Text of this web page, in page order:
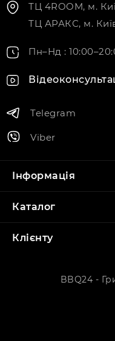
ТЦ 4ROOM, м.
ТЦ АРАКС, м.
Пн–Нд :
Telegram
Viber
Інформація
Каталог
Клієнту
BBQ24 -